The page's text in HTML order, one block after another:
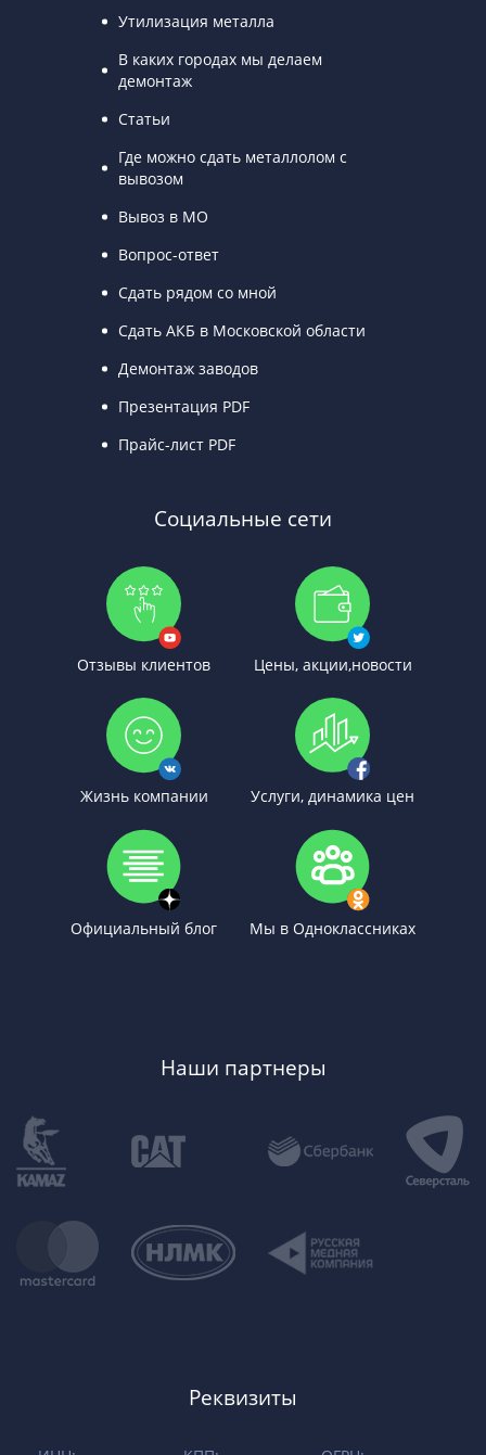
Утилизация металла
В каких городах мы делаем
демонтаж
Статьи
Где можно сдать металлолом с
вывозом
Вывоз в МО
Вопрос-ответ
Сдать рядом со мной
Сдать АКБ в Московской области
Демонтаж заводов
Презентация PDF
Прайс-лист PDF
Социальные сети
Отзывы клиентов Цены, акции,новости
Жизнь компании Услуги, динамика цен
Официальный блог Мы в Одноклассниках
Наши партнеры
Реквизиты